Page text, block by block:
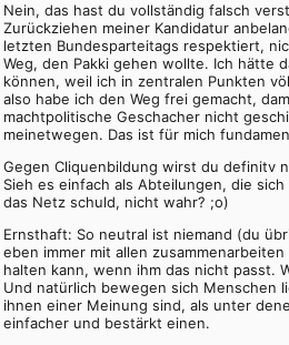
Nein, das hast du vollständig falsch
Zurückziehen meiner Kandidatur
letzten Bundesparteitags respektiert,
Weg, den Pakki gehen wollte. Ich hätte
können, weil ich in zentralen Punkten
also habe ich den Weg frei gemacht,
machtpolitische Geschacher nicht
meinetwegen. Das ist für mich
Gegen Cliquenbildung wirst du definitv
Sieh es einfach als Abteilungen, die
das Netz schuld, nicht wahr? ;o)
Ernsthaft: So neutral ist niemand (du
eben immer mit allen
halten kann, wenn ihm das nicht passt.
Und natürlich bewegen sich Menschen
ihnen einer Meinung sind, als unter
einfacher und bestärkt einen.